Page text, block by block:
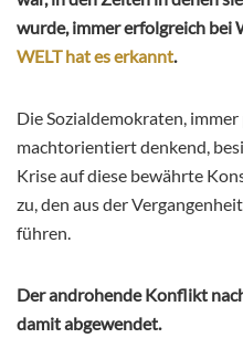
wurde, immer erfolgreich bei
WELT hat es erkannt.
Die Sozialdemokraten,
machtorientiert denkend,
Krise auf diese bewährte
zu, den aus der
führen.
Der androhende Konflikt
damit abgewendet.